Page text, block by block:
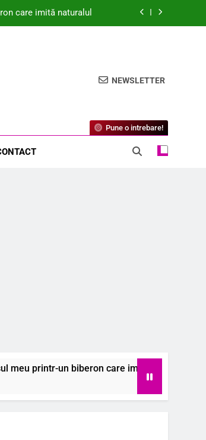
care imită naturalul
Modificator al Bolii
NEWSLETTER
Pune o intrebare!
care imită naturalul